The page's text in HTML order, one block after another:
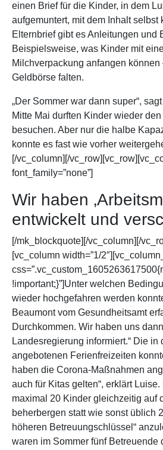
einen Brief für die Kinder, in dem
aufgemuntert, mit dem Inhalt selbst
Elternbrief gibt es Anleitungen und
Beispielsweise, was Kinder mit
Milchverpackung anfangen
Geldbörse falten.
„Der Sommer war dann super“,
Mitte Mai durften Kinder wieder
besuchen. Aber nur die halbe
konnte es fast wie vorher
[/vc_column][/
font_family=”none”]
Wir haben
entwickelt und
[/mk_blockquote][/vc_column][/
[vc_column width=”1/
!important;}”]Unter welchen
wieder hochgefahren werden
Beaumont vom Gesundheitsamt
Durchkommen. Wir haben uns
Landesregierung informiert.“ Die in
angebotenen Ferienfreizeiten
haben die Corona-Maßnahmen
auch für Kitas gelten“, erklärt
maximal 20 Kinder gleichzeitig auf
beherbergen statt wie sonst üblich
höheren Betreuungschlüssel“
waren im Sommer fünf Betreuende